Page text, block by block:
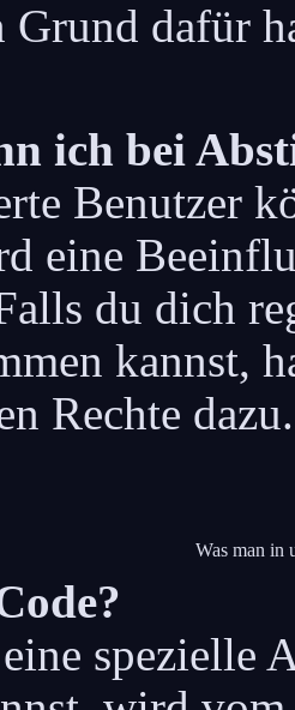
Grund dafür
ich bei
Benutzer
eine
du dich
kannst,
Rechte dazu.
Was man in
spezielle